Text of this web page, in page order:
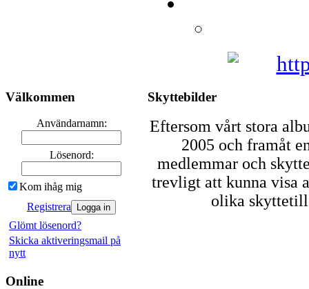
Välkommen
Användarnamn:
Lösenord:
Kom ihåg mig
Registrera
Glömt lösenord?
Skicka aktiveringsmail på
nytt
Online
Skyttebilder
Eftersom vårt stora
2005 och framåt
medlemmar och
trevligt att kunna visa
olika